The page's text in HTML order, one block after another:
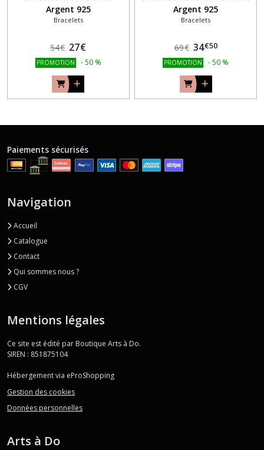
Argent 925
Bracelets
54€ 27€
PROMOTION -50 %
Argent 925
Bracelets
69€ 34€50
PROMOTION -50 %
Paiements sécurisés
Navigation
Accueil
Catalogue
Contact
Qui sommes nous ?
CGV
Mentions légales
Ce site est édité par Boutique Arts à Do.
SIREN : 851875104
Hébergement via eProShopping
Gestion des cookies
Données personnelles
Arts à Do